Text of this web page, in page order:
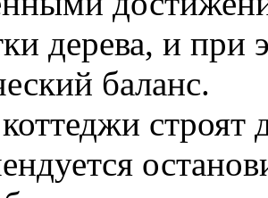
дерева, и при
баланс.
строят